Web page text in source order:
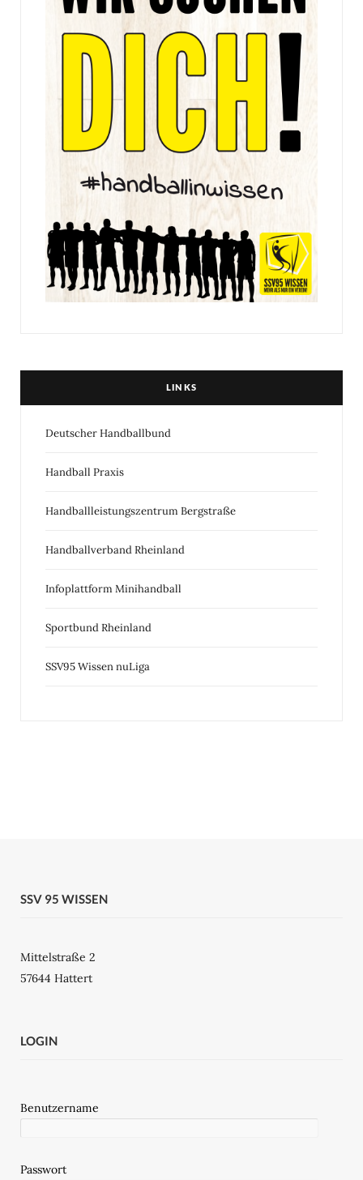
LINKS
Deutscher Handballbund
Handball Praxis
Handballleistungszentrum Bergstraße
Handballverband Rheinland
Infoplattform Minihandball
Sportbund Rheinland
SSV95 Wissen nuLiga
SSV 95 WISSEN
Mittelstraße 2
57644 Hattert
LOGIN
Benutzername
Passwort